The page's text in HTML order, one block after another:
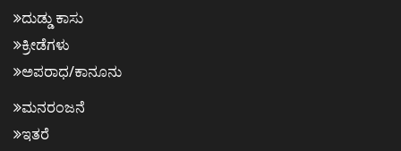
ದುಡ್ಡು ಕಾಸು
ಕ್ರೀಡೆಗಳು
ಅಪರಾಧ/ಕಾನೂನು
ಮನರಂಜನೆ
ಇತರೆ